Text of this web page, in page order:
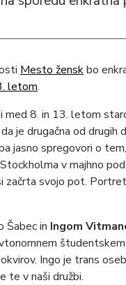
Mesto ženskbo
letom.
med 8. in 13. letom
da je drugačna od
jasno spregovori o
v majhno
začrta svojo pot.
Šabec in Ingom
Ingo je trans
te v naši družbi.